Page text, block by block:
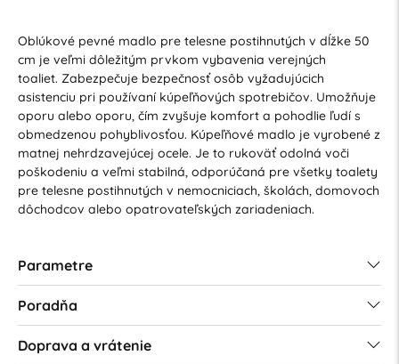
Oblúkové pevné madlo pre telesne postihnutých v dĺžke 50
cm je veľmi dôležitým prvkom vybavenia verejných
toaliet. Zabezpečuje bezpečnosť osôb vyžadujúcich
asistenciu pri používaní kúpeľňových spotrebičov. Umožňuje
oporu alebo oporu, čím zvyšuje komfort a pohodlie ľudí s
obmedzenou pohyblivosťou. Kúpeľňové madlo je vyrobené z
matnej nehrdzavejúcej ocele. Je to rukoväť odolná voči
poškodeniu a veľmi stabilná, odporúčaná pre všetky toalety
pre telesne postihnutých v nemocniciach, školách, domovoch
dôchodcov alebo opatrovateľských zariadeniach.
Parametre
Poradňa
Doprava a vrátenie